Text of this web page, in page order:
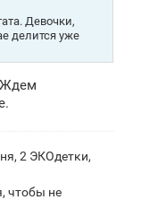
Девочки,
делится уже
Ждем
2 ЭКОдетки,
чтобы не